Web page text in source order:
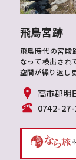
飛鳥宮跡
飛鳥時代の宮殿
なって検出され
空間が繰り返し
高市郡明
0742-27-